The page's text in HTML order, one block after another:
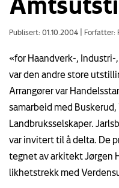
Publisert: 01.10.2004 Forfatter:
«for Haandverk-,
var den andre store
Arrangører var
samarbeid med
Landbruksselskaper.
var invitert til å delta. De
tegnet av arkitekt Jørgen
likhetstrekk med